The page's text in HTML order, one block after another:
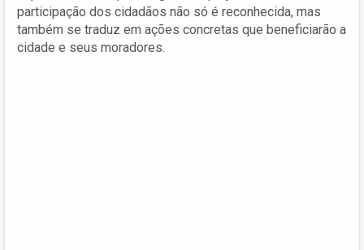
participação dos cidadãos não só é reconhecida, mas
também se traduz em ações concretas que beneficiarão a
cidade e seus moradores.